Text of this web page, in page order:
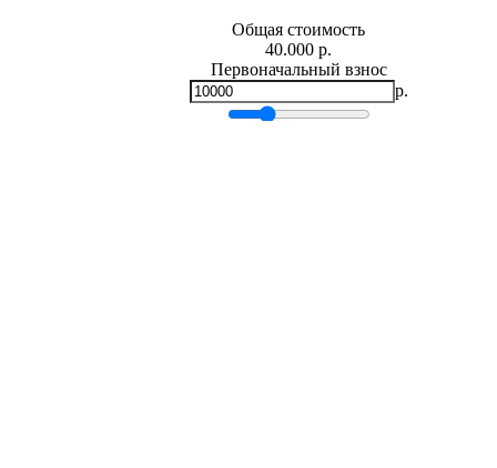
Общая стоимость
40.000 р.
Первоначальный взнос
р.